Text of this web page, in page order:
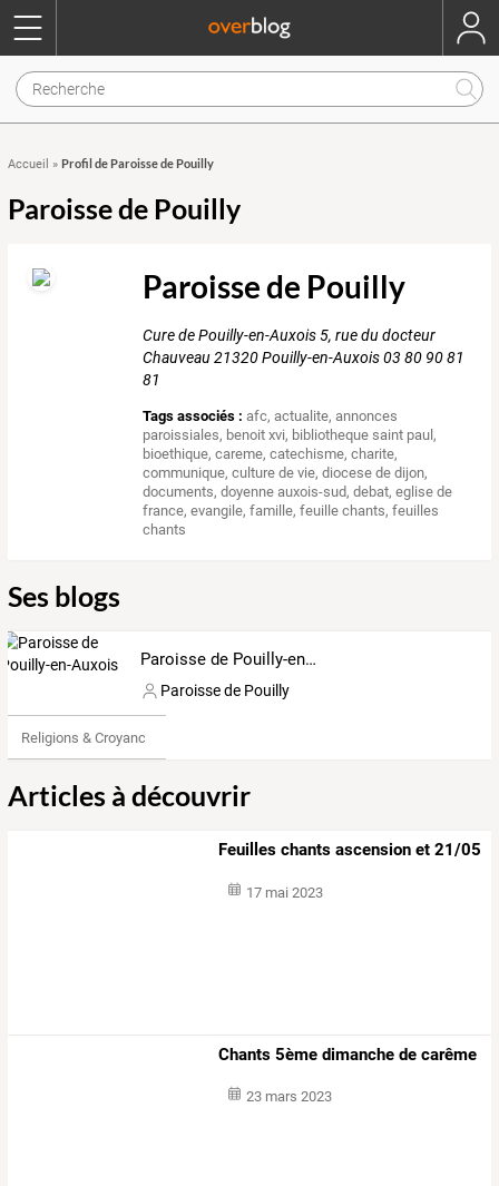
Accueil » Profil de Paroisse de Pouilly
Paroisse de Pouilly
Paroisse de Pouilly
Cure de Pouilly-en-Auxois 5, rue du docteur
Chauveau 21320 Pouilly-en-Auxois 03 80 90 81
81
Tags associés : afc,actualite,annonces
paroissiales, benoit xvi, bibliotheque saint paul,
bioethique,careme,catechisme,charite,
communique,culture de vie,diocese de dijon,
documents,doyenne auxois-sud,debat,eglise de
france,evangile,famille,feuille chants,feuilles
chants
Ses blogs
Paroisse de Pouilly-en-Auxois
Paroisse de Pouilly
Religions & Croyances
Articles à découvrir
Feuilles chants ascension et 21/05
17 mai 2023
Chants 5ème dimanche de carême
23 mars 2023